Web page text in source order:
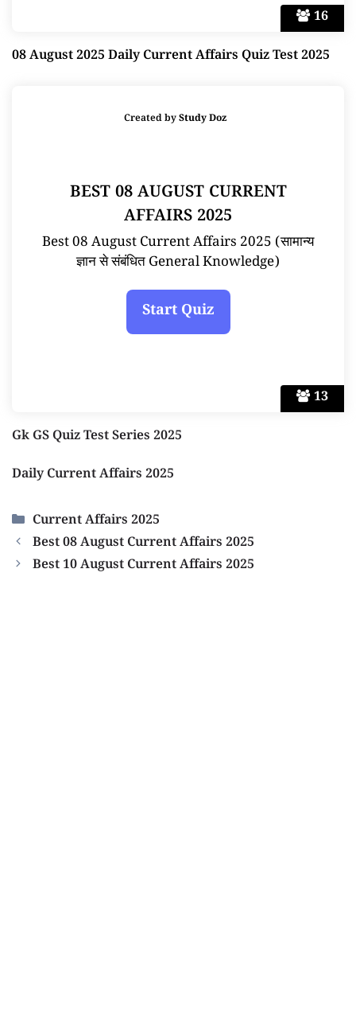
16
08 August 2025 Daily Current Affairs Quiz Test 2025
13
Created byStudy Doz
BEST 08 AUGUST CURRENT
AFFAIRS 2025
Best 08 August Current Affairs 2025 (सामान्य
ज्ञान से संबंधित General Knowledge)
Gk GS Quiz Test Series 2025
Daily Current Affairs 2025
Categories
Current Affairs 2025
Best 08 August Current Affairs 2025
Best 10 August Current Affairs 2025